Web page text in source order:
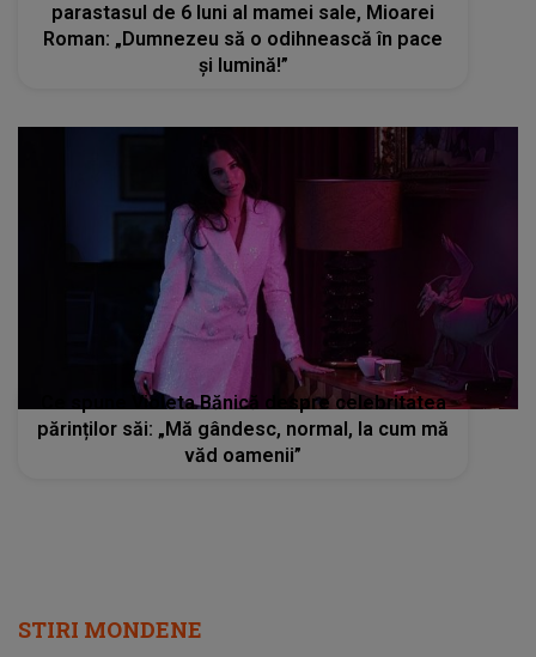
parastasul de 6 luni al mamei sale, Mioarei
Roman: „Dumnezeu să o odihnească în pace
și lumină!”
Ce spune Violeta Bănică despre celebritatea
părinților săi: „Mă gândesc, normal, la cum mă
văd oamenii”
STIRI MONDENE